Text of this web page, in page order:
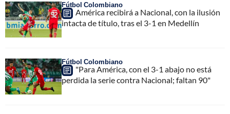
Fútbol Colombiano
América recibirá a Nacional, con la ilusión
intacta de título, tras el 3-1 en Medellín
Fútbol Colombiano
"Para América, con el 3-1 abajo no está
perdida la serie contra Nacional; faltan 90"